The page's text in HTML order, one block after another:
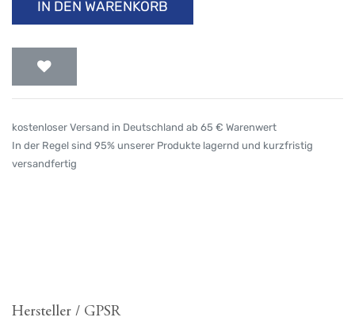
IN DEN WARENKORB
kostenloser Versand in Deutschland ab 65 € Warenwert
In der Regel sind 95% unserer Produkte lagernd und kurzfristig
versandfertig
Hersteller / GPSR